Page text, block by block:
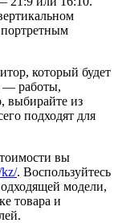
портретным
который будет
— работы,
выбирайте из
подходят для
вы
. Воспользуйтесь
модели,
товара и